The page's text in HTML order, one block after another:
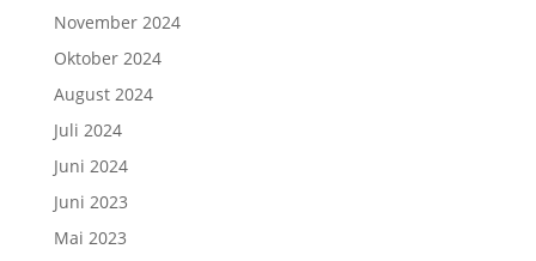
November 2024
Oktober 2024
August 2024
Juli 2024
Juni 2024
Juni 2023
Mai 2023